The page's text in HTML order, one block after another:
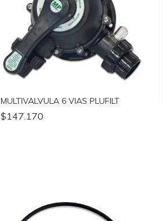
MULTIVALVULA 6 VIAS PLUFILT
$147.170